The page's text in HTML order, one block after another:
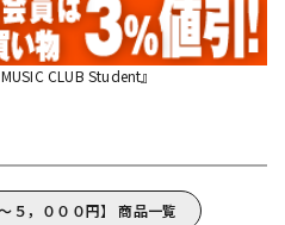
CLUB Student』
，０００円】 商品一覧